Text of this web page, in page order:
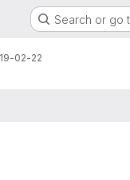
Search or go
02-22